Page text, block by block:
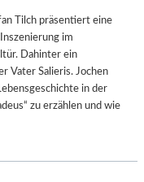
Tilch präsentiert eine
im
Dahinter ein
Vater Salieris. Jochen
in der
zu erzählen und wie